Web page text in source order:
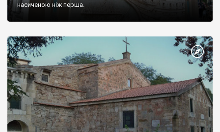
насиченою ніж перша.